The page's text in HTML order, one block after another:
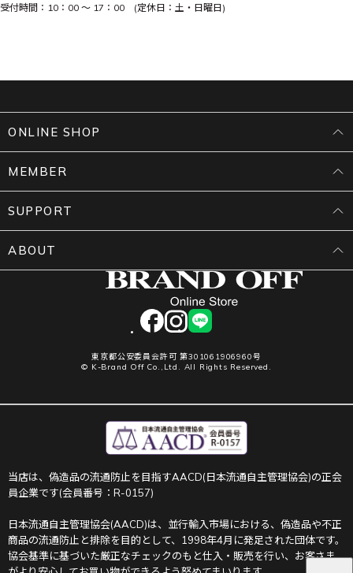
受付時間：10：00 ～ 17：00 (定休日：土・日曜日)
facebookinstagram
LINE
東京都公安委員会許可 第301061906960号
© K-Brand Off Co.,Ltd. All Rights Reserved.
ONLINE SHOP
MEMBER
SUPPORT
ABOUT
当店は、偽造品の流通防止を目指すAACD(日本流通自主管理協会)の正会
員企業です(会員番号：R-0157)
日本流通自主管理協会(AACD)は、並行輸入市場における、偽造品や不正
商品の流通防止と排除を目的として、1998年4月に発足された団体です。
協会基準に基づいた厳正なチェックのもと仕入・販売を行い、お客さま